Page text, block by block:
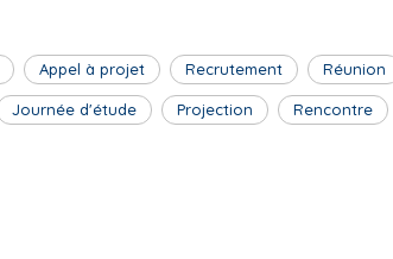
Appel à projet Recrutement Réunion
Journée d'étude Projection Rencontre